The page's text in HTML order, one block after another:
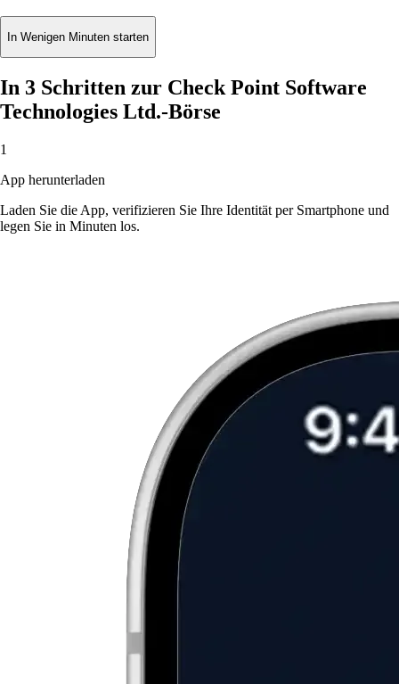
In Wenigen Minuten starten
In 3 Schritten zur Check Point Software
Technologies Ltd.-Börse
1
App herunterladen
Laden Sie die App, verifizieren Sie Ihre Identität per Smartphone und
legen Sie in Minuten los.